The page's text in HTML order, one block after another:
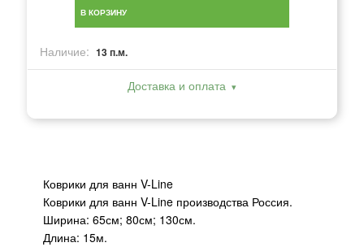
В КОРЗИНУ
Наличие: 13 п.м.
Доставка и оплата
Коврики для ванн V-Line
Коврики для ванн V-Line производства Россия.
Ширина: 65см; 80см; 130см.
Длина: 15м.